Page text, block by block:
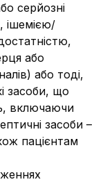
серйозні
ішемією/
або
або тоді,
засоби, що
включаючи
засоби –
пацієнтам